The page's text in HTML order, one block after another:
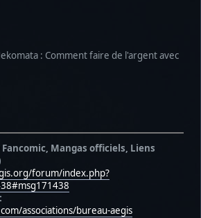
: Comment faire de l'argent avec
Fancomic, Mangas officiels, Liens
forum/index.php?
associations/bureau-aegis